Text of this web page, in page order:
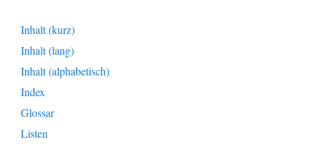
Inhalt (kurz)
Inhalt (lang)
Inhalt (alphabetisch)
Index
Glossar
Listen